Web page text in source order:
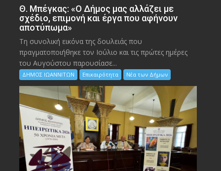
Θ. Μπέγκας: «Ο Δήμος μας αλλάζει με
σχέδιο, επιμονή και έργα που αφήνουν
αποτύπωμα»
Τη συνολική εικόνα της δουλειάς που
πραγματοποιήθηκε τον Ιούλιο και τις πρώτες ημέρες
του Αυγούστου παρουσίασε...
ΔΗΜΟΣ ΙΩΑΝΝΙΤΩΝ Επικαιρότητα Νέα των Δήμων